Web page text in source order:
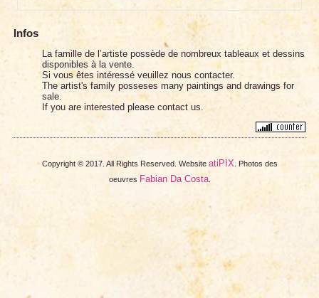
Infos
La famille de l’artiste possède de nombreux tableaux et dessins
disponibles à la vente.
Si vous êtes intéressé veuillez nous contacter.
The artist's family posseses many paintings and drawings for
sale.
If you are interested please contact us.
Copyright © 2017. All Rights Reserved. Website atiPIX . Photos des
oeuvres Fabian Da Costa.